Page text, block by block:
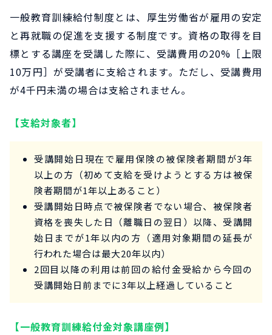
一般教育訓練給付制度とは、厚生労働省が雇用の安定
と再就職の促進を支援する制度です。資格の取得を目
標とする講座を受講した際に、受講費用の20%［上限
10万円］が受講者に支給されます。ただし、受講費用
が4千円未満の場合は支給されません。
【支給対象者】
受講開始日現在で雇用保険の被保険者期間が3年
以上の方（初めて支給を受けようとする方は被保
険者期間が1年以上あること）
受講開始日時点で被保険者でない場合、被保険者
資格を喪失した日（離職日の翌日）以降、受講開
始日までが1年以内の方（適用対象期間の延長が
行われた場合は最大20年以内）
2回目以降の利用は前回の給付金受給から今回の
受講開始日前までに3年以上経過していること
【一般教育訓練給付金対象講座例】